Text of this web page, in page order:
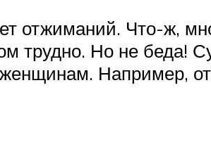
отжиманий. Что-ж,
трудно. Но не беда!
Например,